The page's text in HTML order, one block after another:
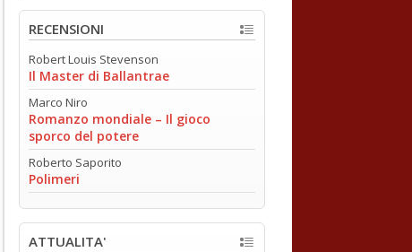
RECENSIONI
Robert Louis Stevenson
Il Master di Ballantrae
Marco Niro
Romanzo mondiale – Il gioco
sporco del potere
Roberto Saporito
Polimeri
ATTUALITA'